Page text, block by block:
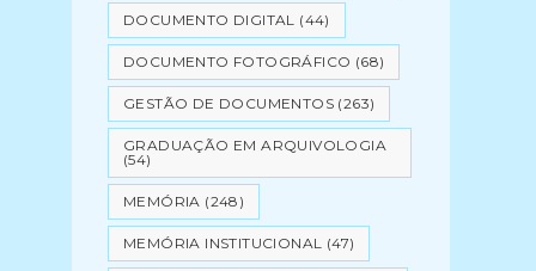
DOCUMENTO DIGITAL (44)
DOCUMENTO FOTOGRÁFICO (68)
GESTÃO DE DOCUMENTOS (263)
GRADUAÇÃO EM ARQUIVOLOGIA
(54)
MEMÓRIA (248)
MEMÓRIA INSTITUCIONAL (47)